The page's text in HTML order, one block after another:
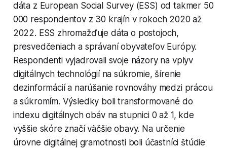
dáta z European Social Survey (ESS) od takmer 50
000 respondentov z 30 krajín v rokoch 2020 až
2022. ESS zhromažďuje dáta o postojoch,
presvedčeniach a správaní obyvateľov Európy.
Respondenti vyjadrovali svoje názory na vplyv
digitálnych technológií na súkromie, šírenie
dezinformácií a narúšanie rovnováhy medzi prácou
a súkromím. Výsledky boli transformované do
indexu digitálnych obáv na stupnici 0 až 1, kde
vyššie skóre značí väčšie obavy. Na určenie
úrovne digitálnej gramotnosti boli účastníci štúdie